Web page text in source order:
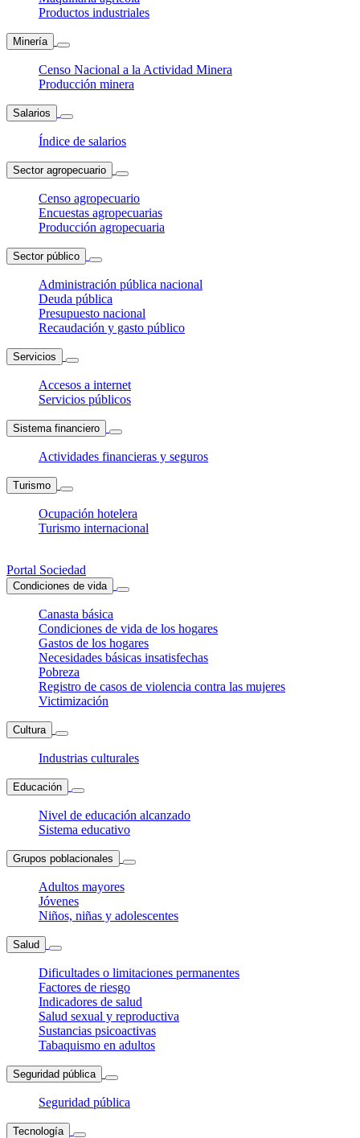
Productos industriales
Minería
Censo Nacional a la Actividad Minera
Producción minera
Salarios
Índice de salarios
Sector agropecuario
Censo agropecuario
Encuestas agropecuarias
Producción agropecuaria
Sector público
Administración pública nacional
Deuda pública
Presupuesto nacional
Recaudación y gasto público
Servicios
Accesos a internet
Servicios públicos
Sistema financiero
Actividades financieras y seguros
Turismo
Ocupación hotelera
Turismo internacional
Portal Sociedad
Condiciones de vida
Canasta básica
Condiciones de vida de los hogares
Gastos de los hogares
Necesidades básicas insatisfechas
Pobreza
Registro de casos de violencia contra las mujeres
Victimización
Cultura
Industrias culturales
Educación
Nivel de educación alcanzado
Sistema educativo
Grupos poblacionales
Adultos mayores
Jóvenes
Niños, niñas y adolescentes
Salud
Dificultades o limitaciones permanentes
Factores de riesgo
Indicadores de salud
Salud sexual y reproductiva
Sustancias psicoactivas
Tabaquismo en adultos
Seguridad pública
Seguridad pública
Tecnología